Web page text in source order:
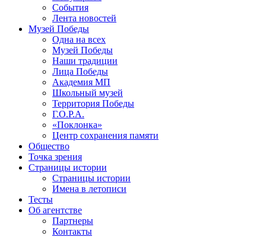
События
Лента новостей
Музей Победы
Одна на всех
Музей Победы
Наши традиции
Лица Победы
Академия МП
Школьный музей
Территория Победы
Г.О.Р.А.
«Поклонка»
Центр сохранения памяти
Общество
Точка зрения
Страницы истории
Страницы истории
Имена в летописи
Тесты
Об агентстве
Партнеры
Контакты